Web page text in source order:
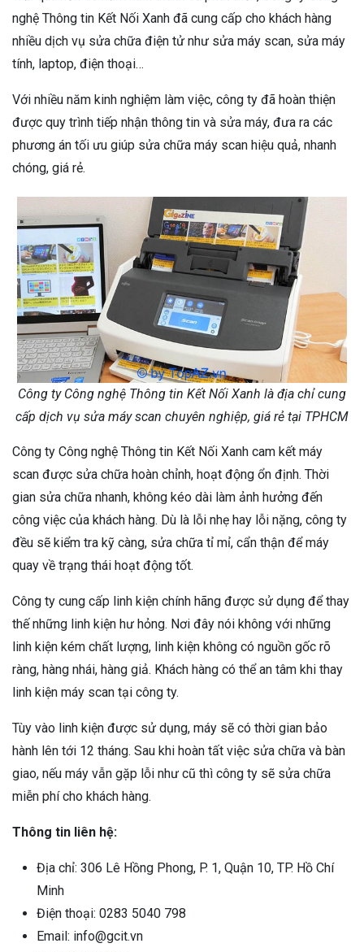
nghệ Thông tin Kết Nối Xanh đã cung cấp cho khách hàng
nhiều dịch vụ sửa chữa điện tử như sửa máy scan, sửa máy
tính, laptop, điện thoại…
Với nhiều năm kinh nghiệm làm việc, công ty đã hoàn thiện
được quy trình tiếp nhận thông tin và sửa máy, đưa ra các
phương án tối ưu giúp sửa chữa máy scan hiệu quả, nhanh
chóng, giá rẻ.
Công ty Công nghệ Thông tin Kết Nối Xanh là địa chỉ cung
cấp dịch vụ sửa máy scan chuyên nghiệp, giá rẻ tại TPHCM
Công ty Công nghệ Thông tin Kết Nối Xanh cam kết máy
scan được sửa chữa hoàn chỉnh, hoạt động ổn định. Thời
gian sửa chữa nhanh, không kéo dài làm ảnh hưởng đến
công việc của khách hàng. Dù là lỗi nhẹ hay lỗi nặng, công ty
đều sẽ kiểm tra kỹ càng, sửa chữa tỉ mỉ, cẩn thận để máy
quay về trạng thái hoạt động tốt.
Công ty cung cấp linh kiện chính hãng được sử dụng để thay
thế những linh kiện hư hỏng. Nơi đây nói không với những
linh kiện kém chất lượng, linh kiện không có nguồn gốc rõ
ràng, hàng nhái, hàng giả. Khách hàng có thể an tâm khi thay
linh kiện máy scan tại công ty.
Tùy vào linh kiện được sử dụng, máy sẽ có thời gian bảo
hành lên tới 12 tháng. Sau khi hoàn tất việc sửa chữa và bàn
giao, nếu máy vẫn gặp lỗi như cũ thì công ty sẽ sửa chữa
miễn phí cho khách hàng.
Thông tin liên hệ:
Địa chỉ: 306 Lê Hồng Phong, P. 1, Quận 10, TP. Hồ Chí
Minh
Điện thoại: 0283 5040 798
Email: info@gcit.vn